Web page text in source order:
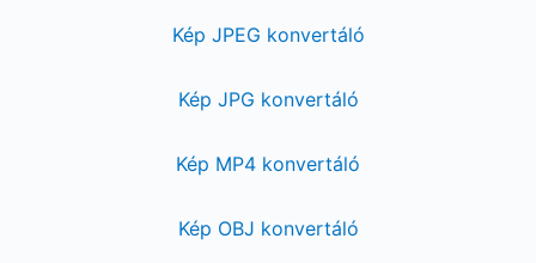
Kép JPEG konvertáló
Kép JPG konvertáló
Kép MP4 konvertáló
Kép OBJ konvertáló